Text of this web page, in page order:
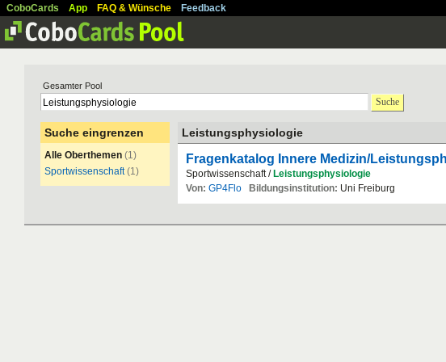
CoboCards App FAQ & Wünsche Feedback
Gesamter Pool
Suche
Suche eingrenzen
Alle Oberthemen (1)
Sportwissenschaft (1)
Leistungsphysiologie
Fragenkatalog Innere Medizin/
Sportwissenschaft / Leistungsphysiologie
Von: GP4Flo Bildungsinstitution: Uni Freiburg